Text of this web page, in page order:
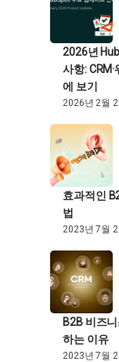
2026년
사항:
에 보기
2026년 2월
효과적인
법
2023년 7월
B2B 비즈
하는 이유
2023년 7월